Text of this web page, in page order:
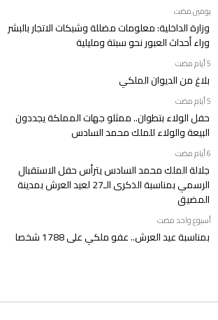
‫‫‫‏‫يومين مضت‬
وزارة الداخلية: معلومات مضللة وشبكات الاتجار بالبشر
وراء أحداث العبور نحو سبتة ومليلية
بلاغ من الديوان الملكي
حفل الولاء بتطوان.. ممثلو جهات المملكة يجددون
البيعة والولاء للملك محمد السادس
جلالة الملك محمد السادس يترأس حفل الاستقبال
الرسمي بمناسبة الذكرى الـ27 لعيد العرش بمدينة
المضيق
‫‫‫‏‫أسبوع واحد مضت‬
بمناسبة عيد العرش.. عفو ملكي على 1788 شخصا